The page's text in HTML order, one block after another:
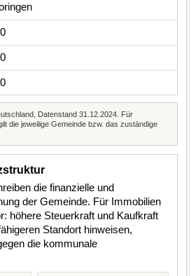
Datenstand 31.12.2024. Für
die jeweilige Gemeinde bzw. das zuständige
die finanzielle und
der Gemeinde. Für Immobilien
höhere Steuerkraft und Kaufkraft
Standort hinweisen,
die kommunale